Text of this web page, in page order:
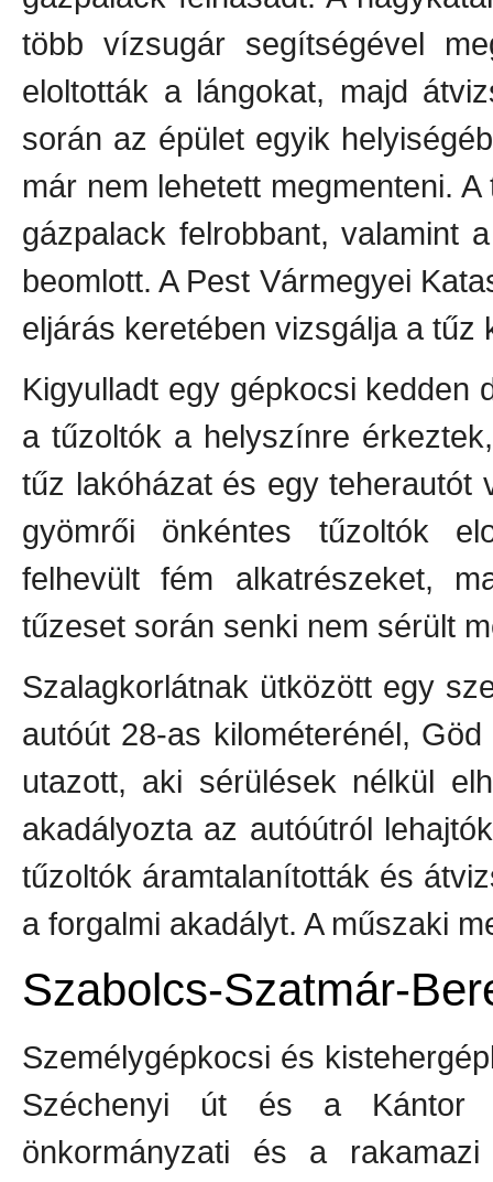
több vízsugár segítségével
eloltották a lángokat, majd
során az épület egyik
már nem lehetett megmenteni.
gázpalack felrobbant, valamint
beomlott. A Pest Vármegyei
eljárás keretében vizsgálja a
Kigyulladt egy gépkocsi kedden
a tűzoltók a helyszínre
tűz lakóházat és egy teherautót
gyömrői önkéntes tűzoltók
felhevült fém alkatrészeket,
tűzeset során senki nem sérült
Szalagkorlátnak ütközött egy
autóút 28-as kilométerénél,
utazott, aki sérülések nélkül
akadályozta az autóútról
tűzoltók áramtalanították és
a forgalmi akadályt. A műszaki
Szabolcs-Szatmár-
Személygépkocsi és
Széchenyi út és a Kántor
önkormányzati és a